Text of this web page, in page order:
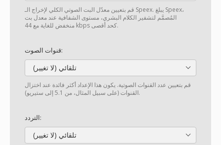
قم بتعيين معدّل البت الصوتي الكلي لإخراج الـ Speex. يبلغ Speex،
المُصمَّم لتشفير الكلام البشري، مستوى الشفافية عند معدل بت
منخفض للغاية مع 44 kbps كحد أقصى.
قنوات الصوت:
تلقائي (لا تغيير)
قم بتعيين عدد القنوات الصوتية. يكون هذا الإعداد أكثر فائدة عند اختزال
القنوات (على سبيل المثال، من 5.1 إلى ستيريو).
التردد:
تلقائي (لا تغيير)